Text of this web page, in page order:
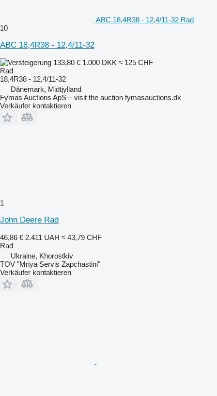
ABC 18,4R38 - 12,4/11-32 Rad
10
ABC 18,4R38 - 12,4/11-32
133,80 € 1.000 DKK ≈ 125 CHF
Rad
18,4R38 - 12,4/11-32
Dänemark, Midtjylland
Fymas Auctions ApS – visit the auction fymasauctions.dk
Verkäufer kontaktieren
1
John Deere Rad
46,86 € 2.411 UAH ≈ 43,79 CHF
Rad
Ukraine, Khorostkiv
TOV "Mriya Servis Zapchastini"
Verkäufer kontaktieren